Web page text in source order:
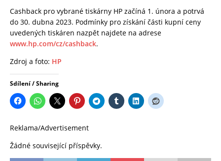
Cashback pro vybrané tiskárny HP začíná 1. února a potrvá
do 30. dubna 2023. Podmínky pro získání části kupní ceny
uvedených tiskáren nazpět najdete na adrese
www.hp.com/cz/cashback.
Zdroj a foto: HP
Sdílení / Sharing
Reklama/Advertisement
Žádné související příspěvky.